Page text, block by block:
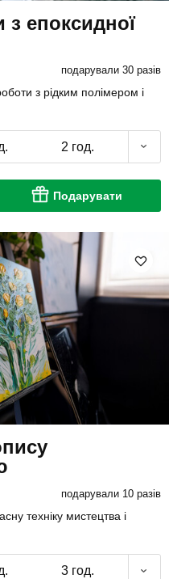
з епоксидної
подарували 30 разів
з рідким полімером і
2 год.
Подарувати
подарували 10 разів
техніку мистецтва і
3 год.